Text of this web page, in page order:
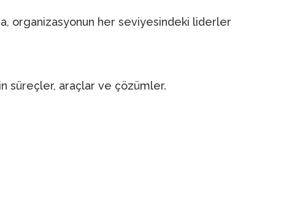
organizasyonun her seviyesindeki liderler
süreçler, araçlar ve çözümler.